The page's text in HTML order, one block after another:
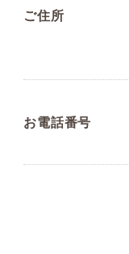
ご住所
お電話番号